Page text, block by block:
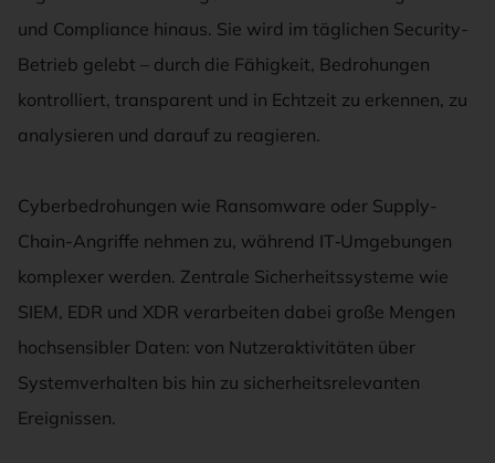
und Compliance hinaus. Sie wird im täglichen Security-
Betrieb gelebt – durch die Fähigkeit, Bedrohungen
kontrolliert, transparent und in Echtzeit zu erkennen, zu
analysieren und darauf zu reagieren.
Cyberbedrohungen wie Ransomware oder Supply-
Chain-Angriffe nehmen zu, während IT‑Umgebungen
komplexer werden. Zentrale Sicherheitssysteme wie
SIEM, EDR und XDR verarbeiten dabei große Mengen
hochsensibler Daten: von Nutzeraktivitäten über
Systemverhalten bis hin zu sicherheitsrelevanten
Ereignissen.